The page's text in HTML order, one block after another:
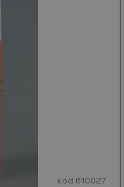
kód 610027